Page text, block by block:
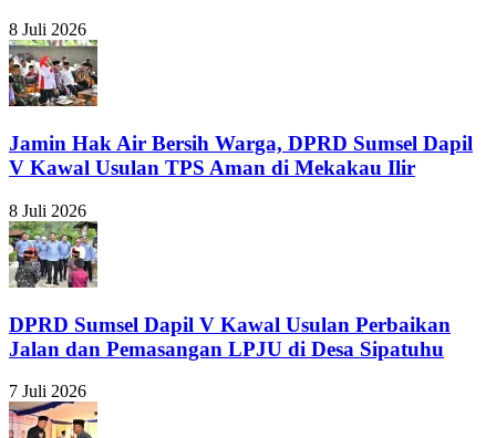
8 Juli 2026
Jamin Hak Air Bersih Warga, DPRD Sumsel Dapil
V Kawal Usulan TPS Aman di Mekakau Ilir
8 Juli 2026
DPRD Sumsel Dapil V Kawal Usulan Perbaikan
Jalan dan Pemasangan LPJU di Desa Sipatuhu
7 Juli 2026